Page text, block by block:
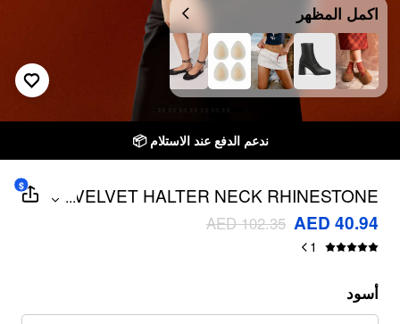
اكمل المظهر
ندعم الدفع عند الاستلام 📦
VELVET HALTER NECK RHINESTONE
RUFFLED HEM TIE BACK TOP
...
AED 40.94
AED 102.35
1
$
أسود